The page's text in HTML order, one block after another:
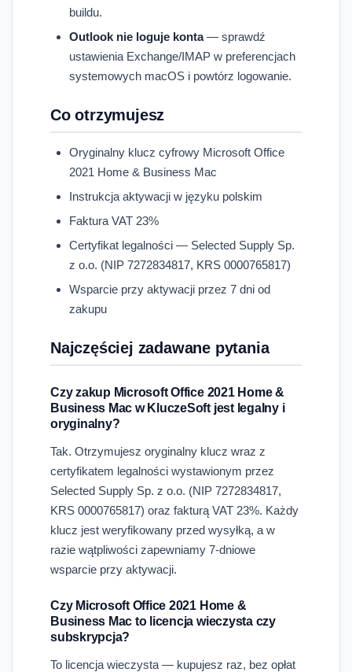
buildu.
Outlook nie loguje konta— sprawdź
ustawienia Exchange/IMAP w preferencjach
systemowych macOS i powtórz logowanie.
Co otrzymujesz
Oryginalny klucz cyfrowy Microsoft Office
2021 Home & Business Mac
Instrukcja aktywacji w języku polskim
Faktura VAT 23%
Certyfikat legalności — Selected Supply Sp.
z o.o. (NIP 7272834817, KRS 0000765817)
Wsparcie przy aktywacji przez 7 dni od
zakupu
Najczęściej zadawane pytania
Czy zakup Microsoft Office 2021 Home &
Business Mac w KluczeSoft jest legalny i
oryginalny?
Tak. Otrzymujesz oryginalny klucz wraz z
certyfikatem legalności wystawionym przez
Selected Supply Sp. z o.o. (NIP 7272834817,
KRS 0000765817) oraz fakturą VAT 23%. Każdy
klucz jest weryfikowany przed wysyłką, a w
razie wątpliwości zapewniamy 7-dniowe
wsparcie przy aktywacji.
Czy Microsoft Office 2021 Home &
Business Mac to licencja wieczysta czy
subskrypcja?
To licencja wieczysta — kupujesz raz, bez opłat